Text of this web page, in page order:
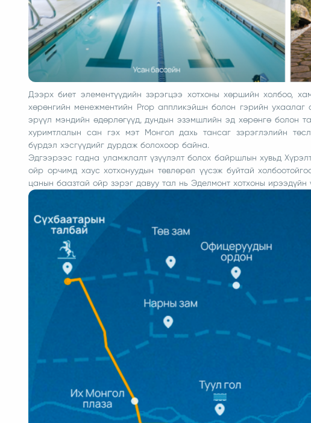
Дээрх биет элементүүдийн зэрэгцээ хотхоны хөршийн холбоо,
хөрөнгийн менежментийн Prop аппликэйшн болон гэрийн
эрүүл мэндийн өдөрлөгүүд, дундын эзэмшлийн эд хөрөнгө болон
хуримтлалын сан гэх мэт Монгол дахь тансаг зэрэглэлийн
бүрдэл хэсгүүдийг дурдаж болохоор байна.
Эдгээрээс гадна уламжлалт үзүүлэлт болох байршлын хувьд
ойр орчимд хаус хотхонуудын төвлөрөл үүсэж буйтай
цанын баазтай ойр зэрэг давуу тал нь Эделмонт хотхоны